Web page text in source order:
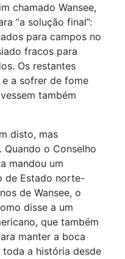
chamado Wansee,
“a solução final”:
para campos no
fracos para
Os restantes
a sofrer de fome
também
disto, mas
o Conselho
mandou um
de Estado norte-
de Wansee, o
disse a um
que também
manter a boca
toda a história desde